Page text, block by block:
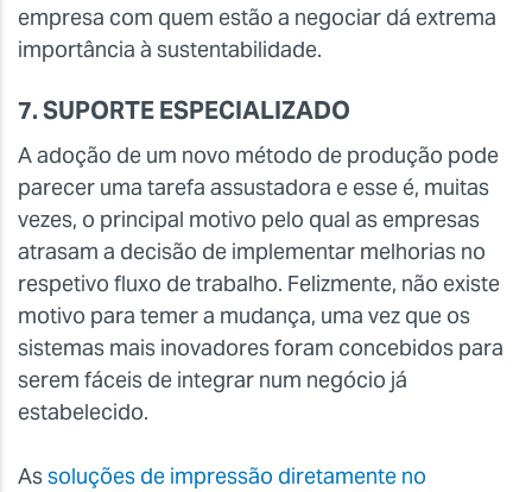
empresa com quem estão a negociar dá extrema
importância à sustentabilidade.
7. SUPORTE ESPECIALIZADO
A adoção de um novo método de produção pode
parecer uma tarefa assustadora e esse é, muitas
vezes, o principal motivo pelo qual as empresas
atrasam a decisão de implementar melhorias no
respetivo fluxo de trabalho. Felizmente, não existe
motivo para temer a mudança, uma vez que os
sistemas mais inovadores foram concebidos para
serem fáceis de integrar num negócio já
estabelecido.
Assoluções de impressão diretamente no